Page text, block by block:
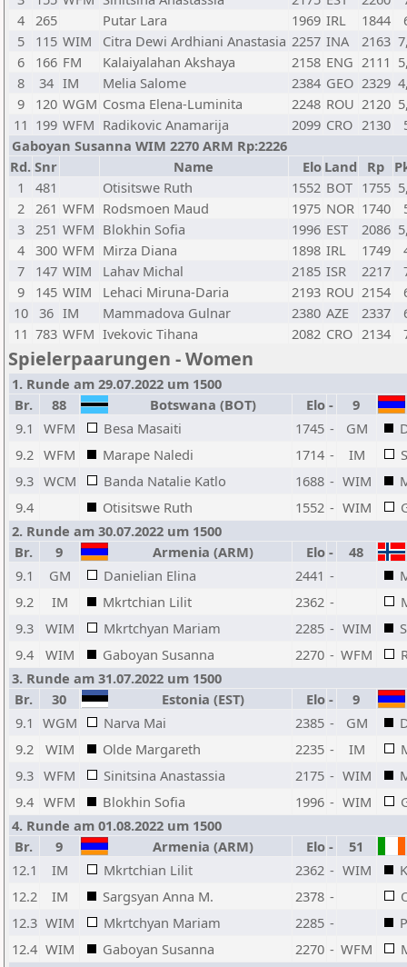
4 265 Putar Lara 1969 IRL 1844
5
115 WIM Citra Dewi Ardhiani Anastasia 2257 INA 2163
6
166 FM Kalaiyalahan Akshaya 2158 ENG 2111
8
34 IM Melia Salome 2384 GEO 2329
9
120 WGM Cosma Elena-Luminita 2248 ROU 2120
11 199 WFM Radikovic Anamarija 2099 CRO 2130
Gaboyan Susanna WIM 2270 ARM Rp:2226
Rd. Snr Name Elo Land Rp
1
481 Otisitswe Ruth 1552 BOT 1755
2 261 WFM Rodsmoen Maud 1975 NOR 1740
3 251 WFM Blokhin Sofia 1996 EST 2086
4 300 WFM Mirza Diana 1898 IRL 1749
7
147 WIM Lahav Michal 2185 ISR 2217
9
145 WIM Lehaci Miruna-Daria 2193 ROU 2154
10 36 IM Mammadova Gulnar 2380 AZE 2337
11 783 WFM Ivekovic Tihana 2082 CRO 2134
Spielerpaarungen - Women
1. Runde am 29.07.2022 um 1500
Br.
88 Botswana (BOT) Elo -
9
9.1
WFM Besa Masaiti 1745 - GM
9.2 WFM Marape Naledi 1714 - IM
9.3 WCM Banda Natalie Katlo 1688 - WIM
9.4
Otisitswe Ruth 1552 - WIM
2. Runde am 30.07.2022 um 1500
Br.
9 Armenia (ARM) Elo -
48
9.1
GM Danielian Elina 2441 -
9.2
IM Mkrtchian Lilit 2362 -
9.3
WIM Mkrtchyan Mariam 2285 - WIM
9.4
WIM Gaboyan Susanna 2270 - WFM
3. Runde am 31.07.2022 um 1500
Br.
30 Estonia (EST) Elo -
9
9.1 WGM Narva Mai 2385 - GM
9.2
WIM Olde Margareth 2235 - IM
9.3 WFM Sinitsina Anastassia 2175 - WIM
9.4 WFM Blokhin Sofia 1996 - WIM
4. Runde am 01.08.2022 um 1500
Br.
9 Armenia (ARM) Elo -
51
12.1
IM Mkrtchian Lilit 2362 - WIM
12.2
IM Sargsyan Anna M. 2378 -
12.3 WIM Mkrtchyan Mariam 2285 -
12.4 WIM Gaboyan Susanna 2270 - WFM